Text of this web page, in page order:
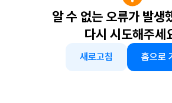
알 수 없는 오류가 발생
다시 시도해주세
새로고침 홈으로